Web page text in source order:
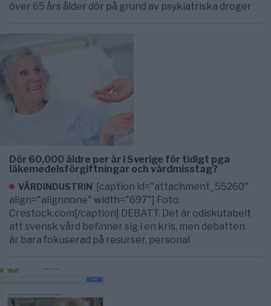
över 65 års ålder dör på grund av psykiatriska droger
Dör 60,000 äldre per år i Sverige för tidigt pga
läkemedelsförgiftningar och vårdmisstag?
VÅRDINDUSTRIN [caption id="attachment_55260"
align="alignnone" width="697"] Foto:
Crestock.com[/caption] DEBATT. Det är odiskutabelt
att svensk vård befinner sig i en kris, men debatten
är bara fokuserad på resurser, personal